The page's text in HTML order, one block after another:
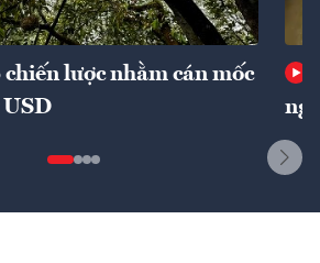
lược nhằm cán mốc